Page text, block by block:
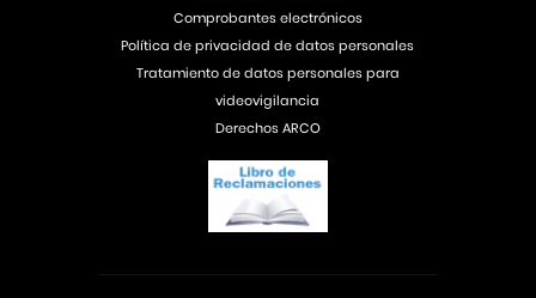
Comprobantes electrónicos
Política de privacidad de datos personales
Tratamiento de datos personales para
videovigilancia
Derechos ARCO